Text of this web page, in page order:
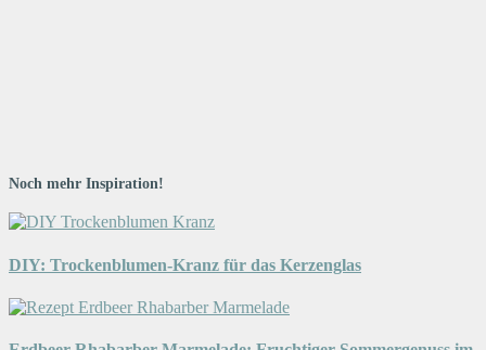
Noch mehr Inspiration!
DIY: Trockenblumen-Kranz für das Kerzenglas